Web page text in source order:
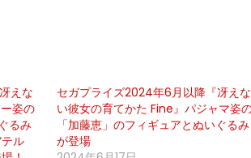
えな
姿の
るみ
ル
セガプライズ2024年6月以降『冴えな
い彼女の育てかた Fine』パジャマ姿
「加藤恵」のフィギュアとぬいぐるみ
が登場